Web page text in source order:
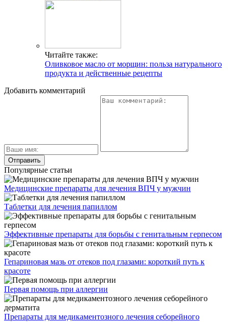
Читайте также:
Оливковое масло от морщин: польза натурального
продукта и действенные рецепты
Добавить комментарий
Популярные статьи
Медицинские препараты для лечения ВПЧ у мужчин
Таблетки для лечения папиллом
Эффективные препараты для борьбы с генитальным герпесом
Гепариновая мазь от отеков под глазами: короткий путь к
красоте
Первая помощь при аллергии
Препараты для медикаментозного лечения себорейного